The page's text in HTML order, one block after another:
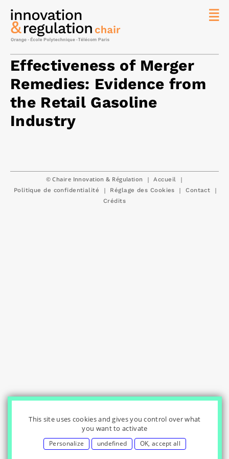
Effectiveness of Merger
Remedies: Evidence from
the Retail Gasoline
Industry
© Chaire Innovation & Régulation | Accueil |
Politique de confidentialité | Réglage des Cookies | Contact |
Crédits
La chaire
de
Contact
This site uses cookies and gives you control over what
you want to activate
Personalize undefined OK, accept all